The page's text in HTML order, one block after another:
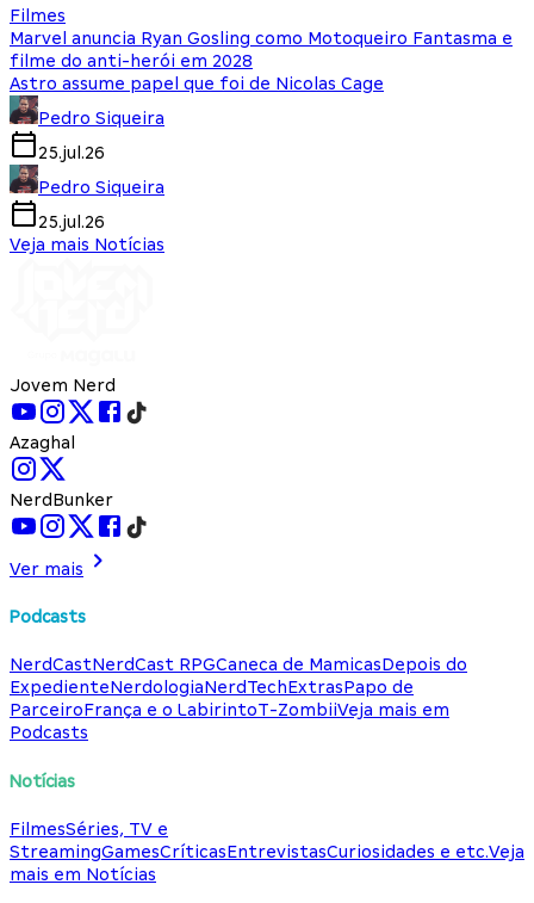
Filmes
Marvel anuncia Ryan Gosling como Motoqueiro Fantasma e
filme do anti-herói em 2028
Astro assume papel que foi de Nicolas Cage
Pedro Siqueira
25.jul.26
Pedro Siqueira
25.jul.26
Veja mais Notícias
Jovem Nerd
Azaghal
NerdBunker
Ver mais
Podcasts
NerdCastNerdCast RPGCaneca de MamicasDepois do
ExpedienteNerdologiaNerdTechExtrasPapo de
ParceiroFrança e o LabirintoT-ZombiiVeja mais em
Podcasts
Notícias
FilmesSéries, TV e
StreamingGamesCríticasEntrevistasCuriosidades e etc.Veja
mais em Notícias